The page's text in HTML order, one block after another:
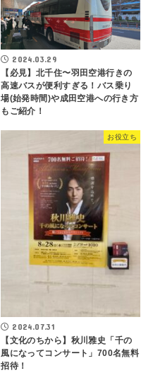
2024.03.29
【必見】北千住〜羽田空港行きの
高速バスが便利すぎる！バス乗り
場(始発時間)や成田空港への行き方
もご紹介！
お役立ち
2024.07.31
【文化のちから】秋川雅史「千の
風になってコンサート」700名無料
招待！